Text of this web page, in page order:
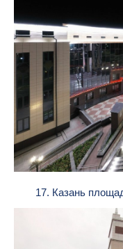
17. Казань